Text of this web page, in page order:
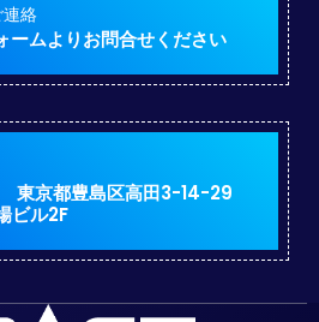
絡
ームよりお問合せください
東京都豊島区高田3-14-29
ビル2F